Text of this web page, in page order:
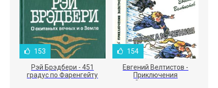
153
Рэй Брэдбери - 451
градус по Фаренгейту
154
Евгений Велтистов -
Приключения
Электроника